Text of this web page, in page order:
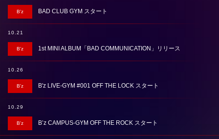
B'z BAD CLUB GYM スタート
10.21
B'z 1st MINI ALBUM「BAD COMMUNICATION」リリース
10.26
B'z B'z LIVE-GYM #001 OFF THE LOCK スタート
10.29
B'z B’z CAMPUS-GYM OFF THE ROCK スタート